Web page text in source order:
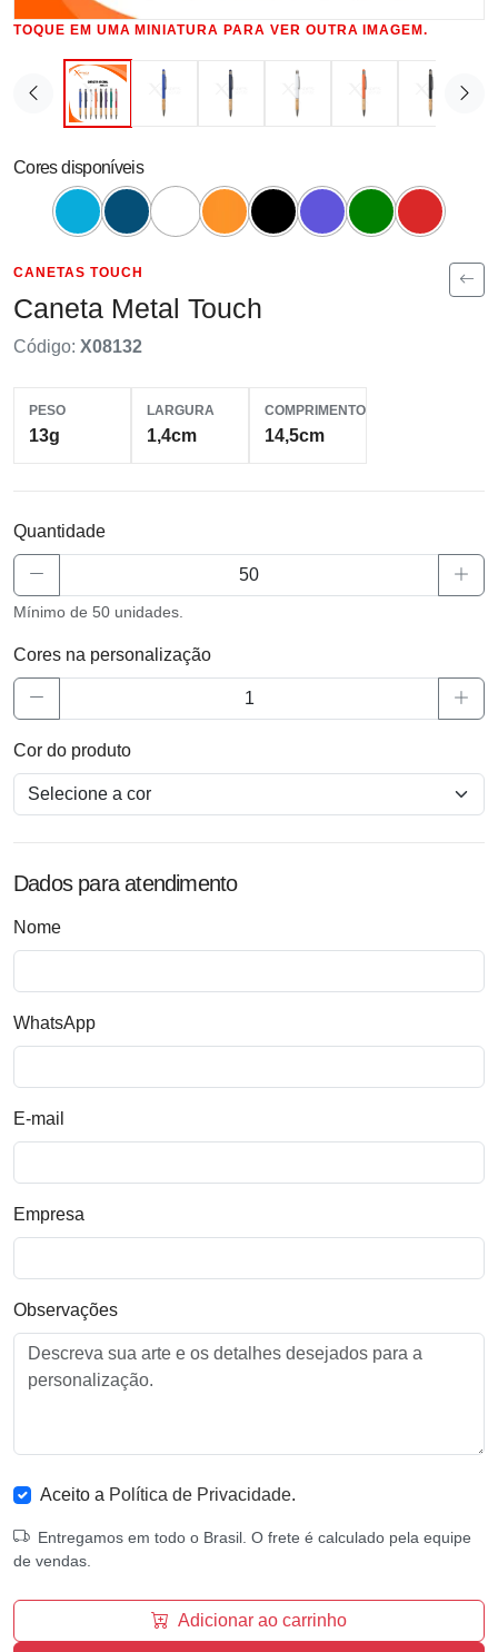
TOQUE EM UMA MINIATURA PARA VER OUTRA IMAGEM.
Cores disponíveis
CANETAS TOUCH
Caneta Metal Touch
Código: X08132
PESO
13g
LARGURA
1,4cm
COMPRIMENTO
14,5cm
Quantidade
Mínimo de 50 unidades.
Cores na personalização
Cor do produto
Dados para atendimento
Nome
WhatsApp
E-mail
Empresa
Observações
Aceito a Política de Privacidade.
Entregamos em todo o Brasil. O frete é calculado pela equipe
de vendas.
Adicionar ao carrinho